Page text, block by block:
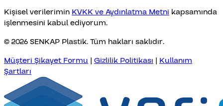
Kişisel verilerimin KVKK ve Aydınlatma Metni kapsamında
işlenmesini kabul ediyorum.
© 2026 SENKAP Plastik. Tüm hakları saklıdır.
Müşteri Şikayet Formu | Gizlilik Politikası | Kullanım
Şartları